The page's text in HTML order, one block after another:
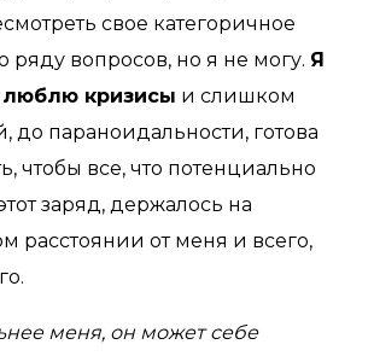
свое категоричное
ряду вопросов, но я не могу. Я
кризисы и слишком
до параноидальности, готова
чтобы все, что потенциально
заряд, держалось на
расстоянии от меня и всего,
меня, он может себе